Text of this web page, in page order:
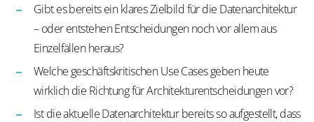
Gibt es bereits ein klares Zielbild für die Datenarchitektur
– oder entstehen Entscheidungen noch vor allem aus
Einzelfällen heraus?
Welche geschäftskritischen Use Cases geben heute
wirklich die Richtung für Architekturentscheidungen vor?
Ist die aktuelle Datenarchitektur bereits so aufgestellt, dass